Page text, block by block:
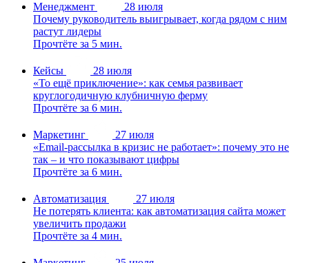
Менеджмент
28 июля
Почему руководитель выигрывает, когда рядом с ним
растут лидеры
Прочтёте за 5 мин.
Кейсы
28 июля
«То ещё приключение»: как семья развивает
круглогодичную клубничную ферму
Прочтёте за 6 мин.
Маркетинг
27 июля
«Email-рассылка в кризис не работает»: почему это не
так – и что показывают цифры
Прочтёте за 6 мин.
Автоматизация
27 июля
Не потерять клиента: как автоматизация сайта может
увеличить продажи
Прочтёте за 4 мин.